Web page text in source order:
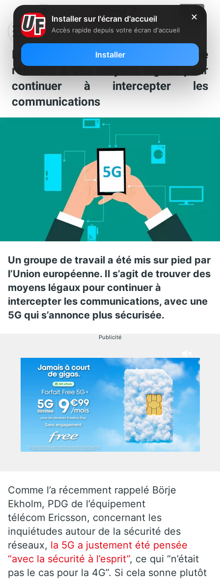
La 5G sera plus sécurisée et l’Europe
réfléchit à des moyens légaux pour
continuer à intercepter les
communications
Un groupe de travail a été mis sur pied par
l’Union européenne. Il s’agit de trouver des
moyens légaux pour continuer à
intercepter les communications, avec une
5G qui s’annonce plus sécurisée.
Publicité
Comme l’a récemment rappelé Börje
Ekholm, PDG de l’équipement
télécom Ericsson, concernant les
inquiétudes autour de la sécurité des
réseaux, la 5G a justement été pensée
“avec la sécurité à l’esprit”, ce qui “n’était
pas le cas pour la 4G”. Si cela sonne plutôt
✕
Installer sur l'écran d'accueil
Accès rapide depuis votre écran d'accueil
Installer